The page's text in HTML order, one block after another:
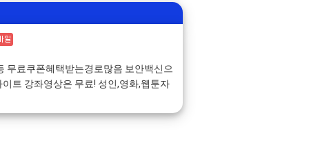
무료쿠폰혜택받는경로많음 보안백신으
트 강좌영상은 무료! 성인,영화,웹툰자